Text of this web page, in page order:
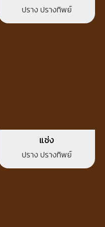
ปราง ปรางทิพย์
แช่ง
ปราง ปรางทิพย์